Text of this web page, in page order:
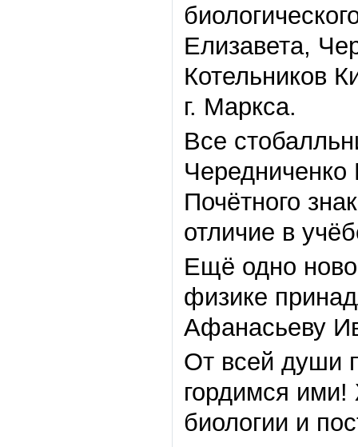
Елизавета,
Котельников
г. Маркса.
Все
Почётного
отличие в
Ещё одно
физике
Афанасьеву
От всей души
гордимся
биологии и